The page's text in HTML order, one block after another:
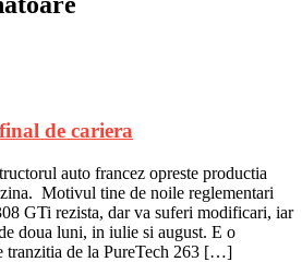
de cariera
auto francez opreste productia
Motivul tine de noile reglementari
GTi rezista, dar va suferi modificari, iar
doua luni, in iulie si august. E o
tranzitia de la PureTech 263 […]